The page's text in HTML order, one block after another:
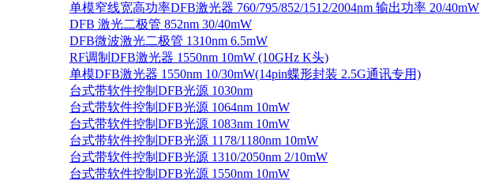
单模窄线宽高功率DFB激光器 760/795/852/1512/2004nm 输出功率 20/40mW
DFB 激光二极管 852nm 30/40mW
DFB微波激光二极管 1310nm 6.5mW
RF调制DFB激光器 1550nm 10mW (10GHz K头)
单模DFB激光器 1550nm 10/30mW(14pin蝶形封装 2.5G通讯专用)
台式带软件控制DFB光源 1030nm
台式带软件控制DFB光源 1064nm 10mW
台式带软件控制DFB光源 1083nm 10mW
台式带软件控制DFB光源 1178/1180nm 10mW
台式带软件控制DFB光源 1310/2050nm 2/10mW
台式带软件控制DFB光源 1550nm 10mW